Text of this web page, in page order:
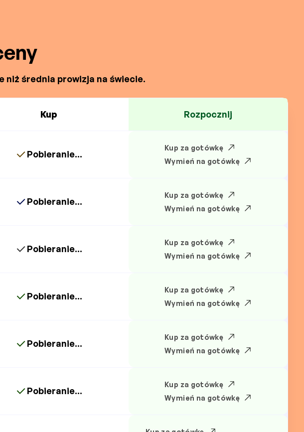
niż średnia prowizja na świecie.
Kup Rozpocznij
Pobieranie...
Kup za gotówkę
Wymień na gotówkę
Pobieranie...
Kup za gotówkę
Wymień na gotówkę
Pobieranie...
Kup za gotówkę
Wymień na gotówkę
Pobieranie...
Kup za gotówkę
Wymień na gotówkę
Pobieranie...
Kup za gotówkę
Wymień na gotówkę
Pobieranie...
Kup za gotówkę
Wymień na gotówkę